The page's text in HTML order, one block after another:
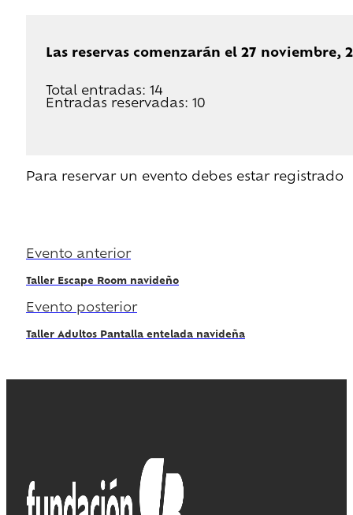
Las reservas comenzarán el 27 noviembre,
Total entradas: 14
Entradas reservadas: 10
Para reservar un evento debes estar registrado
Evento anterior
Taller Escape Room navideño
Evento posterior
Taller Adultos Pantalla entelada navideña